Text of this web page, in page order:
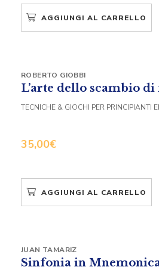
AGGIUNGI AL CARRELLO
L’arte dello scambio di
35,00€
ROBERTO GIOBBI
TECNICHE & GIOCHI PER PRINCIPIANTI
AGGIUNGI AL CARRELLO
Sinfonia in
JUAN TAMARIZ